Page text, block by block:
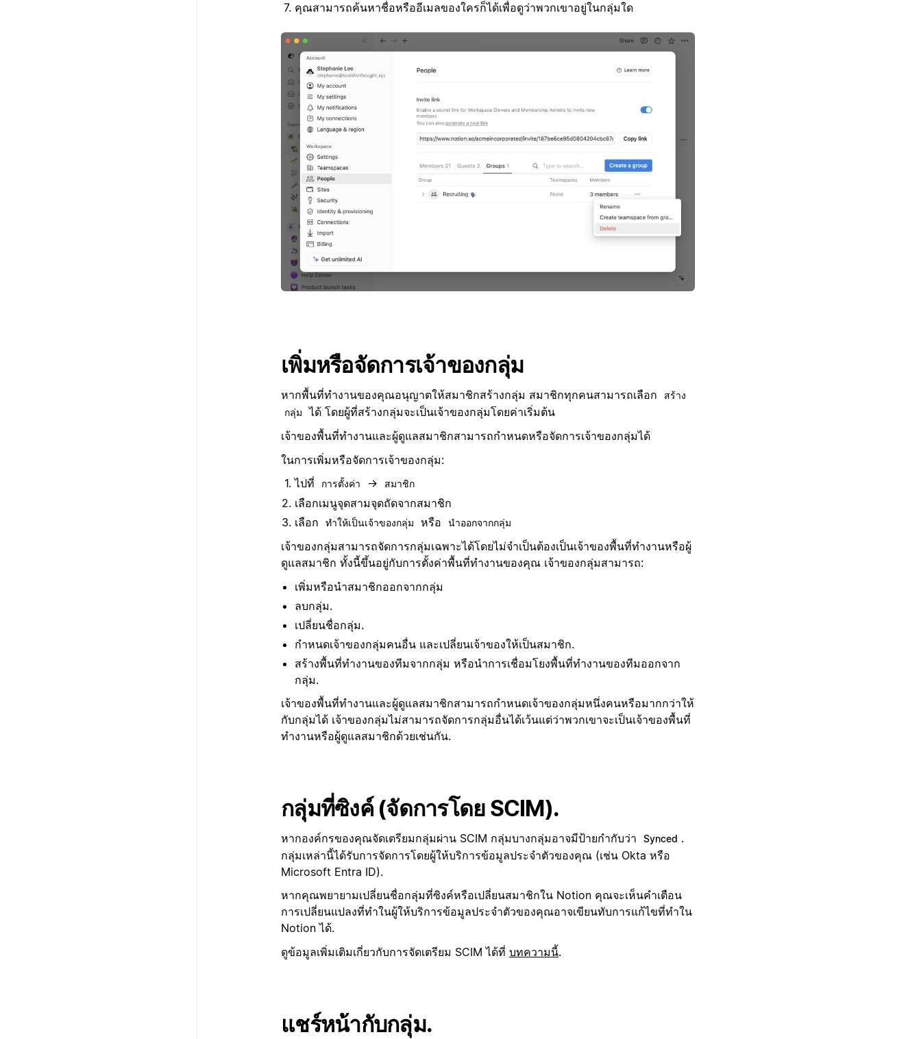
คุณสามารถค้นหาชื่อหรืออีเมลของใครก็ได้เพื่อดูว่าพวกเขาอยู่ในกลุ่มใด
เพิ่มหรือจัดการเจ้าของกลุ่ม
หากพื้นที่ทำงานของคุณอนุญาตให้สมาชิกสร้างกลุ่ม สมาชิกทุกคนสามารถเลือก
สร้าง
กลุ่ม ได้ โดยผู้ที่สร้างกลุ่มจะเป็นเจ้าของกลุ่มโดยค่าเริ่มต้น
เจ้าของพื้นที่ทำงานและผู้ดูแลสมาชิกสามารถกำหนดหรือจัดการเจ้าของกลุ่มได้
ในการเพิ่มหรือจัดการเจ้าของกลุ่ม:
ไปที่
การตั้งค่า → สมาชิก
เลือกเมนูจุดสามจุดถัดจากสมาชิก
เลือก
ทำให้เป็นเจ้าของกลุ่ม หรือ นำออกจากกลุ่ม
เจ้าของกลุ่มสามารถจัดการกลุ่มเฉพาะได้โดยไม่จำเป็นต้องเป็นเจ้าของพื้นที่ทำงานหรือผู้
ดูแลสมาชิก ทั้งนี้ขึ้นอยู่กับการตั้งค่าพื้นที่ทำงานของคุณ เจ้าของกลุ่มสามารถ:
เพิ่มหรือนำสมาชิกออกจากกลุ่ม
ลบกลุ่ม.
เปลี่ยนชื่อกลุ่ม.
กำหนดเจ้าของกลุ่มคนอื่น และเปลี่ยนเจ้าของให้เป็นสมาชิก.
สร้างพื้นที่ทำงานของทีมจากกลุ่ม หรือนำการเชื่อมโยงพื้นที่ทำงานของทีมออกจาก
กลุ่ม.
เจ้าของพื้นที่ทำงานและผู้ดูแลสมาชิกสามารถกำหนดเจ้าของกลุ่มหนึ่งคนหรือมากกว่าให้
กับกลุ่มได้ เจ้าของกลุ่มไม่สามารถจัดการกลุ่มอื่นได้เว้นแต่ว่าพวกเขาจะเป็นเจ้าของพื้นที่
ทำงานหรือผู้ดูแลสมาชิกด้วยเช่นกัน.
กลุ่มที่ซิงค์ (จัดการโดย SCIM).
หากองค์กรของคุณจัดเตรียมกลุ่มผ่าน SCIM กลุ่มบางกลุ่มอาจมีป้ายกำกับว่า Synced .
กลุ่มเหล่านี้ได้รับการจัดการโดยผู้ให้บริการข้อมูลประจำตัวของคุณ (เช่น Okta หรือ
Microsoft Entra ID).
หากคุณพยายามเปลี่ยนชื่อกลุ่มที่ซิงค์หรือเปลี่ยนสมาชิกใน Notion คุณจะเห็นคำเตือน
การเปลี่ยนแปลงที่ทำในผู้ให้บริการข้อมูลประจำตัวของคุณอาจเขียนทับการแก้ไขที่ทำใน
Notion ได้.
ดูข้อมูลเพิ่มเติมเกี่ยวกับการจัดเตรียม SCIM ได้ที่ บทความนี้.
แชร์หน้ากับกลุ่ม.